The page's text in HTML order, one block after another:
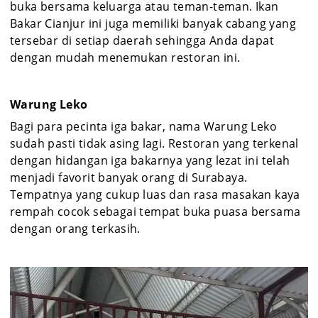
buka bersama keluarga atau teman-teman. Ikan
Bakar Cianjur ini juga memiliki banyak cabang yang
tersebar di setiap daerah sehingga Anda dapat
dengan mudah menemukan restoran ini.
Warung Leko
Bagi para pecinta iga bakar, nama Warung Leko
sudah pasti tidak asing lagi. Restoran yang terkenal
dengan hidangan iga bakarnya yang lezat ini telah
menjadi favorit banyak orang di Surabaya.
Tempatnya yang cukup luas dan rasa masakan kaya
rempah cocok sebagai tempat buka puasa bersama
dengan orang terkasih.